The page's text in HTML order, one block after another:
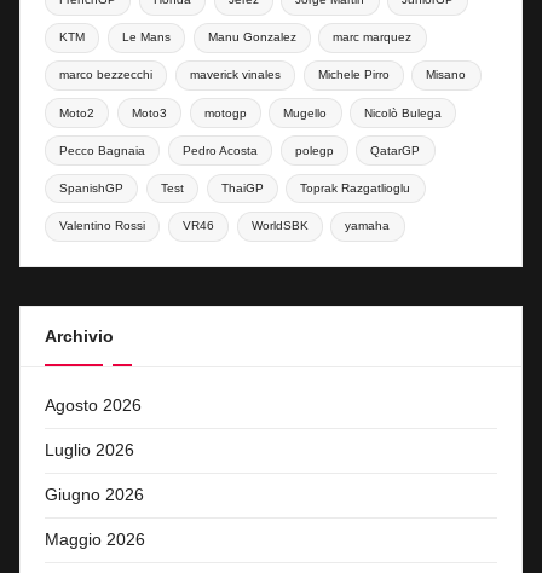
KTM Le Mans Manu Gonzalez marc marquez
marco bezzecchi maverick vinales Michele Pirro Misano
Moto2 Moto3 motogp Mugello Nicolò Bulega
Pecco Bagnaia Pedro Acosta polegp QatarGP
SpanishGP Test ThaiGP Toprak Razgatlioglu
Valentino Rossi VR46 WorldSBK yamaha
Archivio
Agosto 2026
Luglio 2026
Giugno 2026
Maggio 2026